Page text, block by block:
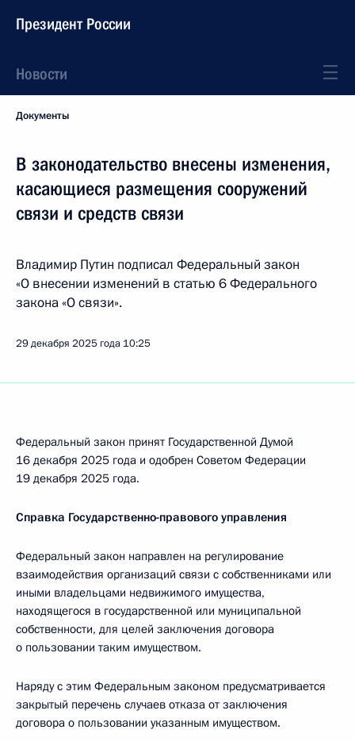
Президент России
Новости
Документы
В законодательство внесены изменения,
касающиеся размещения сооружений
связи и средств связи
Владимир Путин подписал Федеральный закон
«О внесении изменений в статью 6 Федерального
закона «О связи».
29 декабря 2025 года 10:25
Федеральный закон принят Государственной Думой
16 декабря 2025 года и одобрен Советом Федерации
19 декабря 2025 года.
Справка Государственно-правового управления
Федеральный закон направлен на регулирование
взаимодействия организаций связи с собственниками или
иными владельцами недвижимого имущества,
находящегося в государственной или муниципальной
собственности, для целей заключения договора
о пользовании таким имуществом.
Наряду с этим Федеральным законом предусматривается
закрытый перечень случаев отказа от заключения
договора о пользовании указанным имуществом.